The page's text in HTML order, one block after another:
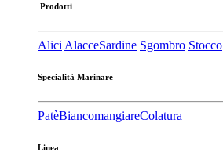
Prodotti
Alici AlacceSardine Sgombro Stocco
Specialità Marinare
Patè​BiancomangiareColatura
Linea